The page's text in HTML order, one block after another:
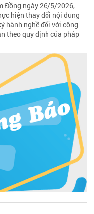
Đồng ngày 26/5/2026,
hiện thay đổi nội dung
hành nghề đối với công
theo quy định của pháp